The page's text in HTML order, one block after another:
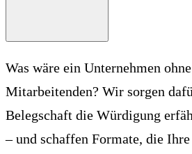
Was wäre ein Unternehmen
Mitarbeitenden? Wir sorgen
Belegschaft die Würdigung
– und schaffen Formate, die